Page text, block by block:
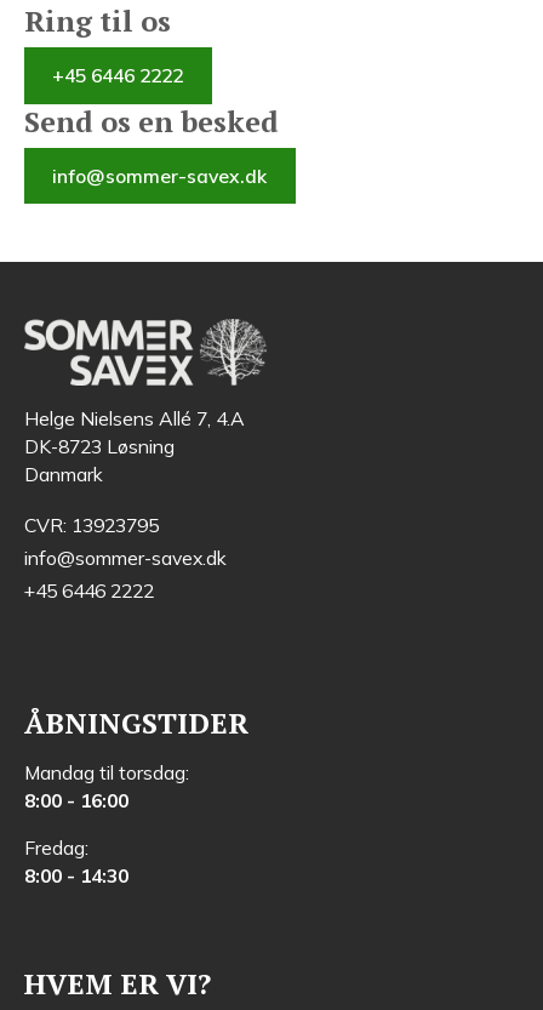
Ring til os
+45 6446 2222
Send os en besked
info@sommer-savex.dk
Helge Nielsens Allé 7, 4.A
DK-8723 Løsning
Danmark
CVR: 13923795
info@sommer-savex.dk
+45 6446 2222
ÅBNINGSTIDER
Mandag til torsdag:
8:00 - 16:00
Fredag:
8:00 - 14:30
HVEM ER VI?